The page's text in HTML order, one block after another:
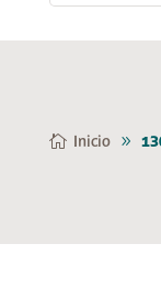
Inicio